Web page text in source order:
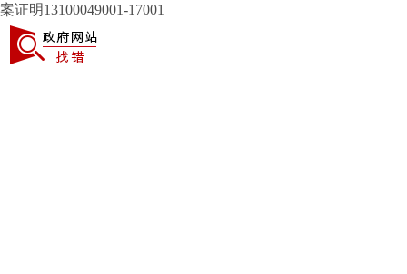
案证明13100049001-17001